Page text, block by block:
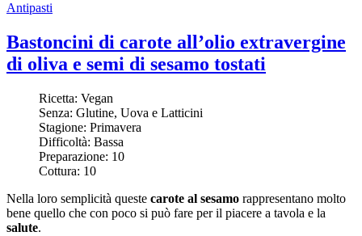
Antipasti
Bastoncini di carote all’olio extravergine
di oliva e semi di sesamo tostati
Ricetta: Vegan
Senza: Glutine, Uova e Latticini
Stagione: Primavera
Difficoltà: Bassa
Preparazione: 10
Cottura: 10
Nella loro semplicità queste carote al sesamo rappresentano molto
bene quello che con poco si può fare per il piacere a tavola e la
salute.